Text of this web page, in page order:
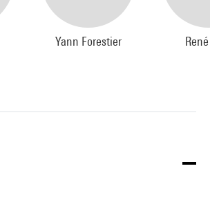
Yann Forestier